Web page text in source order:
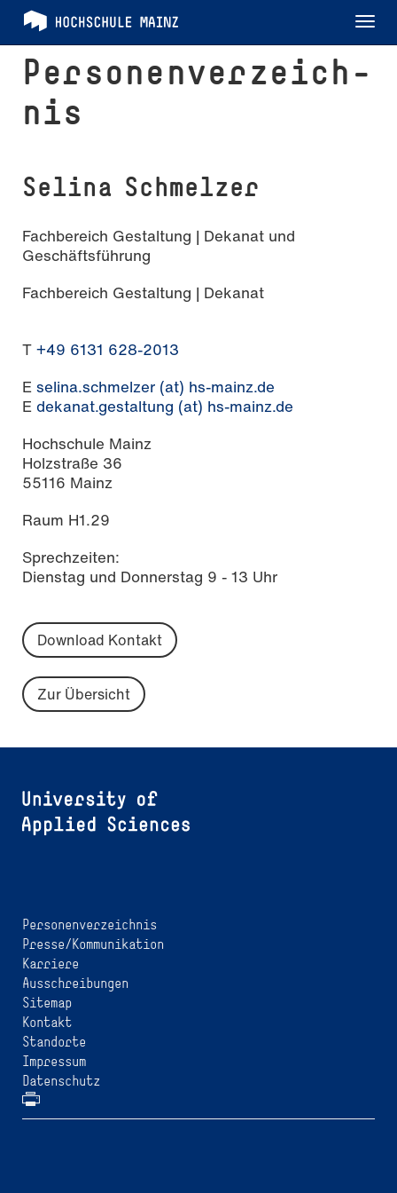
Per­so­nen­ver­zeich­
nis
Selina Schmelzer
Fachbereich Gestaltung | Dekanat und
Geschäftsführung
Fachbereich Gestaltung | Dekanat
T +49 6131 628-2013
E selina.schmelzer (at) hs-mainz.de
E dekanat.gestaltung (at) hs-mainz.de
Hochschule Mainz
Holzstraße 36
55116 Mainz
Raum H1.29
Sprechzeiten:
Dienstag und Donnerstag 9 - 13 Uhr
Download Kontakt
Zur Übersicht
Personenverzeichnis
Presse/Kommunikation
Karriere
Ausschreibungen
Sitemap
Kontakt
Standorte
Impressum
Datenschutz